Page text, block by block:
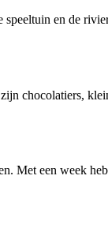
en de
chocolatiers,
Met een week